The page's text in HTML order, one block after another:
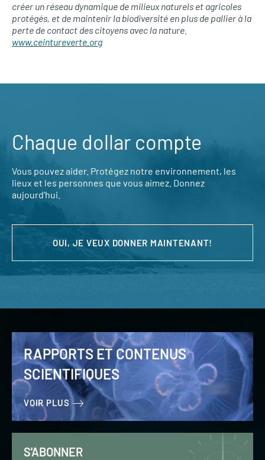
créer un réseau dynamique de milieux naturels et agricoles
protégés, et de maintenir la biodiversité en plus de pallier à la
perte de contact des citoyens avec la nature.
www.ceintureverte.org
Chaque dollar compte
Vous pouvez aider. Protégez notre environnement, les
lieux et les personnes que vous aimez. Donnez
aujourd’hui.
OUI, JE VEUX DONNER MAINTENANT!
RAPPORTS ET CONTENUS
SCIENTIFIQUES
VOIR PLUS
S'ABONNER